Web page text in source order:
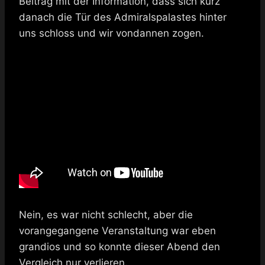
danach die Tür des Admiralspalastes hinter
uns schloss und wir vondannen zogen.
Nein, es war nicht schlecht, aber die
vorangegangene Veranstaltung war eben
grandios und so konnte dieser Abend den
Vergleich nur verlieren.